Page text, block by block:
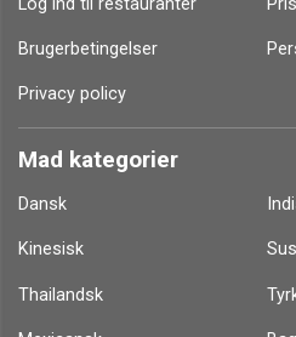
Mammas pizza restaurant
Take Away, Pizzaria, Pizzeria
Åbent Åbent fra kl 11:00 til 21:00
Skagensvej 66,
Rigtig god mad, sødt og smilende